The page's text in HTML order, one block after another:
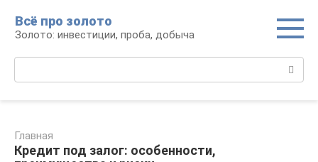
контенту
Всё про золото
Золото: инвестиции, проба, добыча
Главная
Кредит под залог: особенности,